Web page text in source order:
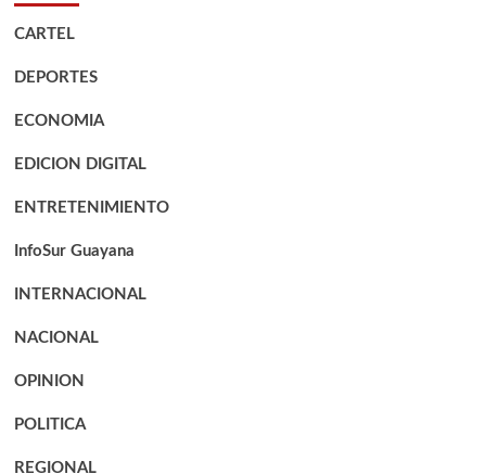
CARTEL
DEPORTES
ECONOMIA
EDICION DIGITAL
ENTRETENIMIENTO
InfoSur Guayana
INTERNACIONAL
NACIONAL
OPINION
POLITICA
REGIONAL